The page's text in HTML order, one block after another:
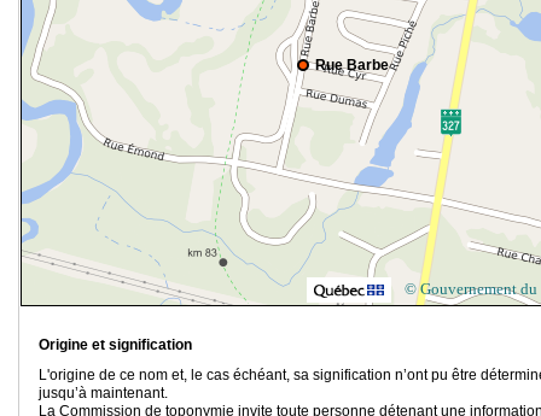
Rue Barbe
© Gouvernement du
Origine et signification
L'origine de ce nom et, le cas échéant, sa signification n’ont pu être
jusqu’à maintenant.
La Commission de toponymie invite toute personne détenant une